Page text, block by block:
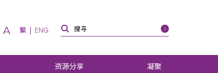
A 繁 ENG
资源分享 凝聚